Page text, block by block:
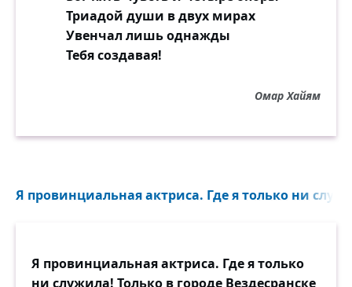
Триадой души в двух мирах
Увенчал лишь однажды
Тебя создавая!
Омар Хайям
Я провинциальная актриса. Где я только ни
Я провинциальная актриса. Где я только
ни служила! Только в городе Вездесранске